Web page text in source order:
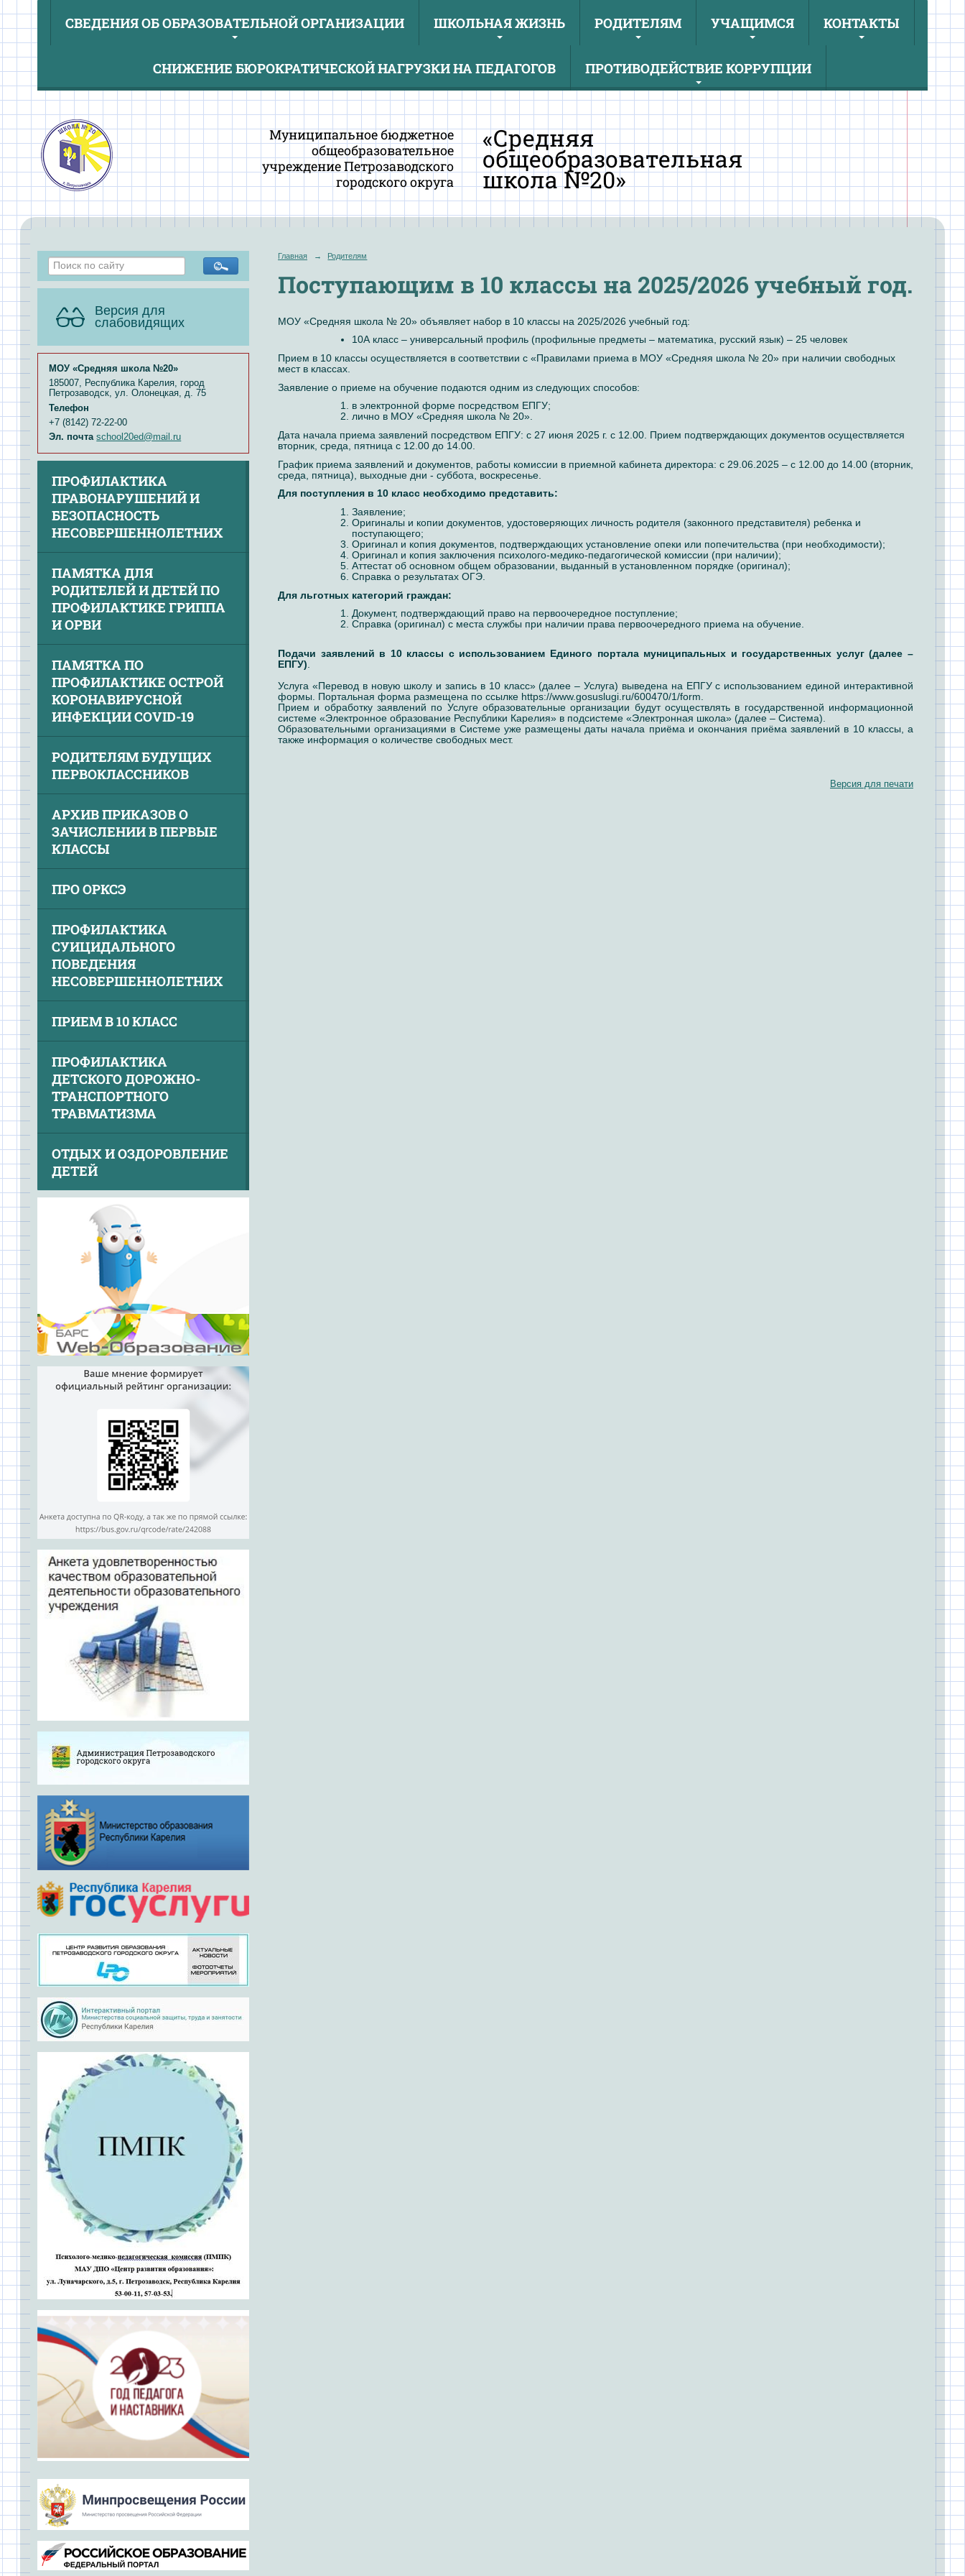
СВЕДЕНИЯ ОБ ОБРАЗОВАТЕЛЬНОЙ ОРГАНИЗАЦИИ ШКОЛЬНАЯ ЖИЗНЬ РОДИТЕЛЯМ УЧАЩИМСЯ КОНТАКТЫ
СНИЖЕНИЕ БЮРОКРАТИЧЕСКОЙ НАГРУЗКИ НА ПЕДАГОГОВ ПРОТИВОДЕЙСТВИЕ КОРРУПЦИИ
Муниципальное бюджетное
общеобразовательное
учреждение Петрозаводского
городского округа
«Средняя
общеобразовательная
школа №20»
Версия для
слабовидящих
МОУ «Средняя школа №20»
185007, Республика Карелия, город
Петрозаводск, ул. Олонецкая, д. 75
Телефон
+7 (8142) 72-22-00
Эл. почта school20ed@mail.ru
ПРОФИЛАКТИКА
ПРАВОНАРУШЕНИЙ И
БЕЗОПАСНОСТЬ
НЕСОВЕРШЕННОЛЕТНИХ
ПАМЯТКА ДЛЯ
РОДИТЕЛЕЙ И ДЕТЕЙ ПО
ПРОФИЛАКТИКЕ ГРИППА
И ОРВИ
ПАМЯТКА ПО
ПРОФИЛАКТИКЕ ОСТРОЙ
КОРОНАВИРУСНОЙ
ИНФЕКЦИИ COVID-19
РОДИТЕЛЯМ БУДУЩИХ
ПЕРВОКЛАССНИКОВ
АРХИВ ПРИКАЗОВ О
ЗАЧИСЛЕНИИ В ПЕРВЫЕ
КЛАССЫ
ПРО ОРКСЭ
ПРОФИЛАКТИКА
СУИЦИДАЛЬНОГО
ПОВЕДЕНИЯ
НЕСОВЕРШЕННОЛЕТНИХ
ПРИЕМ В 10 КЛАСС
ПРОФИЛАКТИКА
ДЕТСКОГО ДОРОЖНО-
ТРАНСПОРТНОГО
ТРАВМАТИЗМА
ОТДЫХ И ОЗДОРОВЛЕНИЕ
ДЕТЕЙ
Главная → Родителям
Поступающим в 10 классы на 2025/2026 учебный год.
МОУ «Средняя школа № 20» объявляет набор в 10 классы на 2025/2026 учебный год:
10А класс – универсальный профиль (профильные предметы – математика, русский язык) – 25 человек
Прием в 10 классы осуществляется в соответствии с «Правилами приема в МОУ «Средняя школа № 20» при наличии свободных
мест в классах.
Заявление о приеме на обучение подаются одним из следующих способов:
в электронной форме посредством ЕПГУ;
лично в МОУ «Средняя школа № 20».
Дата начала приема заявлений посредством ЕПГУ: с 27 июня 2025 г. с 12.00. Прием подтверждающих документов осуществляется
вторник, среда, пятница с 12.00 до 14.00.
График приема заявлений и документов, работы комиссии в приемной кабинета директора: с 29.06.2025 – с 12.00 до 14.00 (вторник,
среда, пятница), выходные дни - суббота, воскресенье.
Для поступления в 10 класс необходимо представить:
Заявление;
Оригиналы и копии документов, удостоверяющих личность родителя (законного представителя) ребенка и
поступающего;
Оригинал и копия документов, подтверждающих установление опеки или попечительства (при необходимости);
Оригинал и копия заключения психолого-медико-педагогической комиссии (при наличии);
Аттестат об основном общем образовании, выданный в установленном порядке (оригинал);
Справка о результатах ОГЭ.
Для льготных категорий граждан:
Документ, подтверждающий право на первоочередное поступление;
Справка (оригинал) с места службы при наличии права первоочередного приема на обучение.
Подачи заявлений в 10 классы с использованием Единого портала муниципальных и государственных услуг (далее –
ЕПГУ)
Услуга «Перевод в новую школу и запись в 10 класс» (далее – Услуга) выведена на ЕПГУ с использованием единой интерактивной
формы. Портальная форма размещена по ссылке https://www.gosuslugi.ru/600470/1/form.
Прием и обработку заявлений по Услуге образовательные организации будут осуществлять в государственной информационной
системе «Электронное образование Республики Карелия» в подсистеме «Электронная школа» (далее – Система).
Образовательными организациями в Системе уже размещены даты начала приёма и окончания приёма заявлений в 10 классы, а
также информация о количестве свободных мест.
Версия для печати